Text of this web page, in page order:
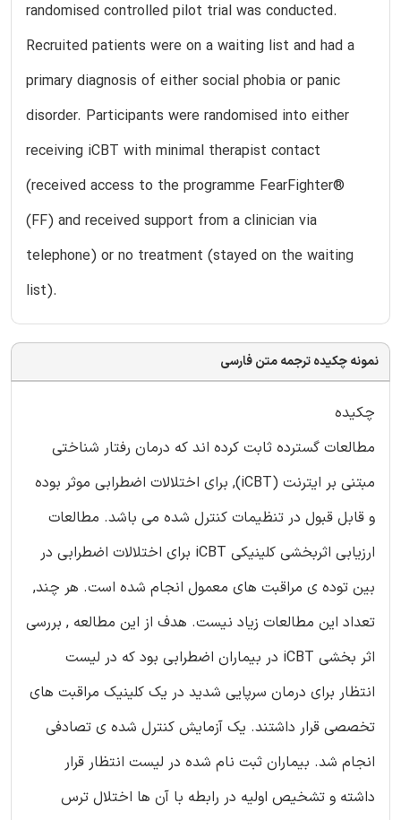
randomised controlled pilot trial was conducted.
Recruited patients were on a waiting list and had a
primary diagnosis of either social phobia or panic
disorder. Participants were randomised into either
receiving iCBT with minimal therapist contact
(received access to the programme FearFighter®
(FF) and received support from a clinician via
telephone) or no treatment (stayed on the waiting
list).
نمونه چکیده ترجمه متن فارسی
چکیده
مطالعات گسترده ثابت کرده اند که درمان رفتار شناختی
مبتنی بر ایترنت (iCBT), برای اختلالات اضطرابی موثر بوده
و قابل قبول در تنظیمات کنترل شده می باشد. مطالعات
ارزیابی اثربخشی کلینیکی iCBT برای اختلالات اضطرابی در
بین توده ی مراقبت های معمول انجام شده است. هر چند,
تعداد این مطالعات زیاد نیست. هدف از این مطالعه , بررسی
اثر بخشی iCBT در بیماران اضطرابی بود که در لیست
انتظار برای درمان سرپایی شدید در یک کلینیک مراقبت های
تخصصی قرار داشتند. یک آزمایش کنترل شده ی تصادفی
انجام شد. بیماران ثبت نام شده در لیست انتظار قرار
داشته و تشخیص اولیه در رابطه با آن ها اختلال ترس